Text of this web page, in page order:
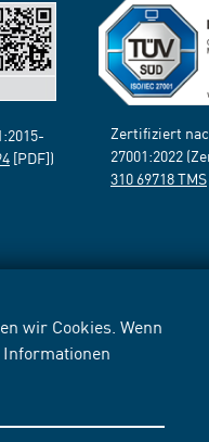
wir Cookies. Wenn
Informationen
[PDF])
Zertifiziert
27001:2022
310 69718 TMS